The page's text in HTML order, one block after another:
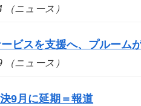
ニュース）
ビスを支援へ、プルーム
ニュース）
9月に延期＝報道